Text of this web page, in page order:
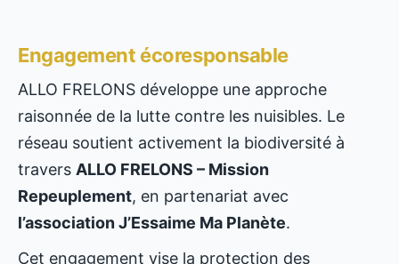
Engagement écoresponsable
ALLO FRELONS développe une approche
raisonnée de la lutte contre les nuisibles. Le
réseau soutient activement la biodiversité à
travers ALLO FRELONS – Mission
Repeuplement, en partenariat avec
l’association J’Essaime Ma Planète.
Cet engagement vise la protection des